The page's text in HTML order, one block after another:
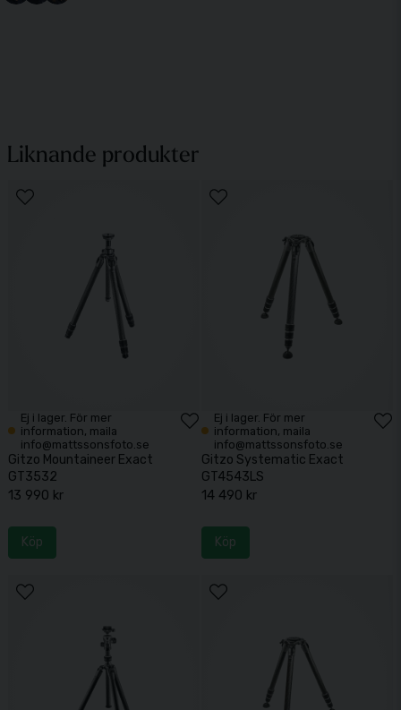
Liknande produkter
Ej i lager. För mer
information, maila
info@mattssonsfoto.se
Gitzo Mountaineer Exact
GT3532
13 990 kr
Köp
Ej i lager. För mer
information, maila
info@mattssonsfoto.se
Gitzo Systematic Exact
GT4543LS
14 490 kr
Köp